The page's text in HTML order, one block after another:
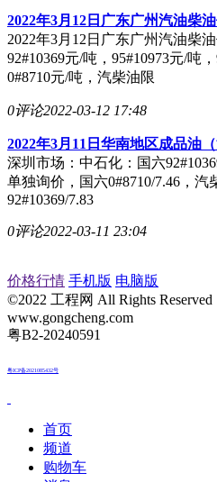
2022年3月12日广东广州汽油柴
2022年3月12日广东广州汽油柴
92#10369元/吨，95#10973元/吨
0#8710元/吨，汽柴油限
0评论2022-03-12 17:48
2022年3月11日华南地区成品油
深圳市场：中石化：国六
单独询价，国六0#8710/7.46，
92#10369/7.83
0评论2022-03-11 23:04
价格行情 手机版 电脑版
©2022 工程网 All Rights Reserved
www.gongcheng.com
粤B2-20240591
粤ICP备2021085432号
首页
频道
购物车